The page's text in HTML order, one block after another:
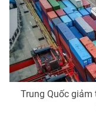
Phim VTV
Hậu trường
Nhân vật
Khán giả
Giải sao mai
Giải trí
Điện ảnh
Âm nhạc
Sao
Đời sống
Du lịch
Làm đẹp
Giáo dục
Trung Quốc